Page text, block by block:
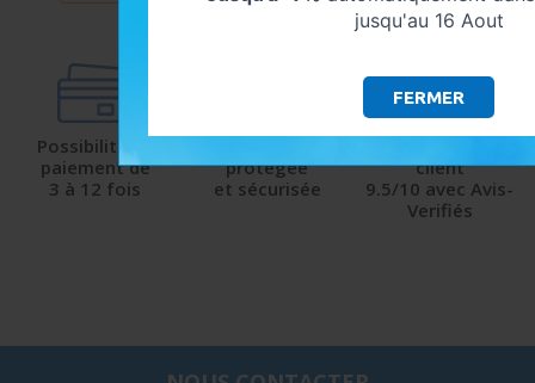
Possibilité de
paiement de
3 à 12 fois
protégée
et sécurisée
client
9.5/10 avec Avis-
Verifiés
jusqu'au 16 Aout
FERMER